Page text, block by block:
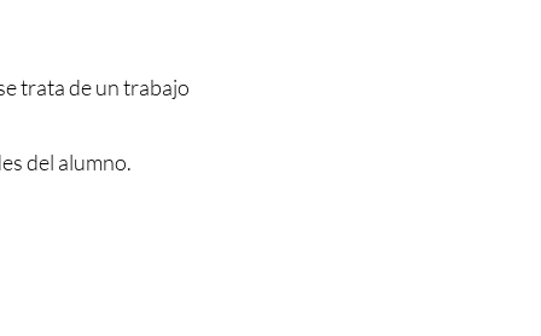
trata de un trabajo
del alumno.